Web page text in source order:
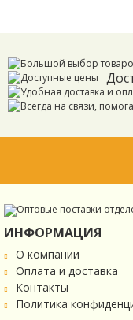
ИНФОРМАЦИЯ
О компании
Оплата и доставка
Контакты
Политика